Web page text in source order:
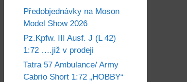
Předobjednávky na Moson
Model Show 2026
Pz.Kpfw. III Ausf. J (L 42)
1:72 ….již v prodeji
Tatra 57 Ambulance/ Army
Cabrio Short 1:72 „HOBBY“